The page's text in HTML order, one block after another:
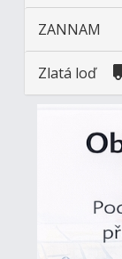
ZANNAM
Zlatá loď